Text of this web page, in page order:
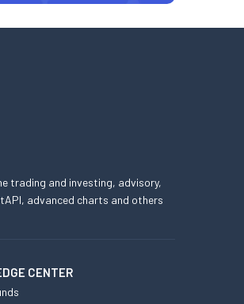
trading and investing, advisory,
advanced charts and others
CENTER